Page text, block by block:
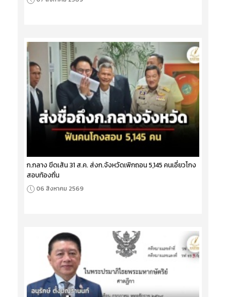
ก.กลาง ขีดเส้น 31 ส.ค. ส่งก.จังหวัดเพิกถอน 5,145 คนเอี่ยวโกง
สอบท้องถิ่น
06 สิงหาคม 2569